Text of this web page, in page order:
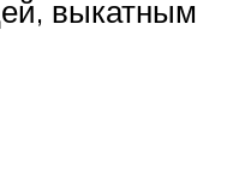
выкатным